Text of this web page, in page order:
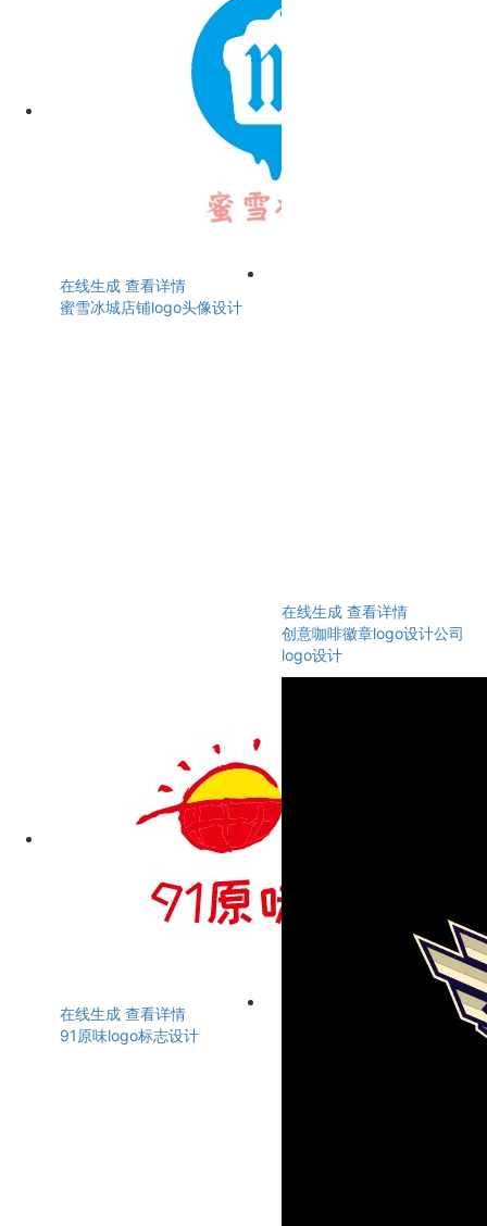
在线生成 查看详情
蜜雪冰城店铺logo头像设计
在线生成 查看详情
创意咖啡徽章logo设计公司
logo设计
在线生成 查看详情
91原味logo标志设计